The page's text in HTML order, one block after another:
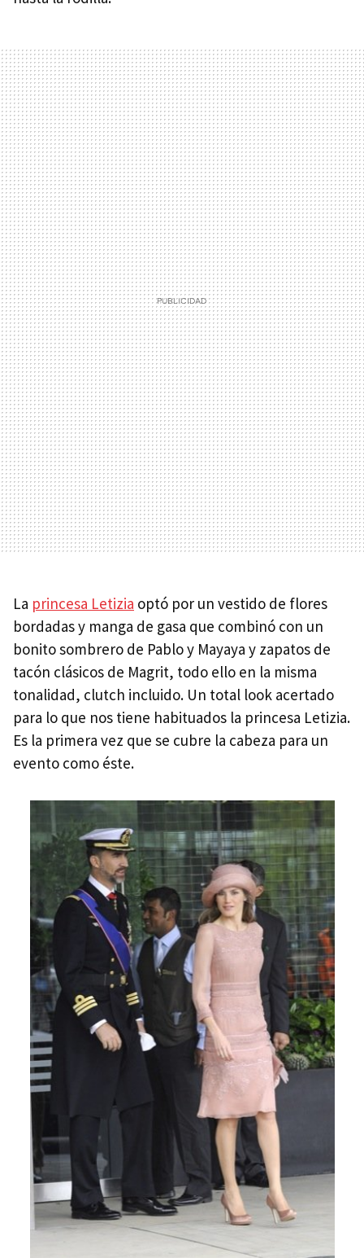
La princesa Letizia optó por un vestido de flores
bordadas y manga de gasa que combinó con un
bonito sombrero de Pablo y Mayaya y zapatos de
tacón clásicos de Magrit, todo ello en la misma
tonalidad, clutch incluido. Un total look acertado
para lo que nos tiene habituados la princesa Letizia.
Es la primera vez que se cubre la cabeza para un
evento como éste.